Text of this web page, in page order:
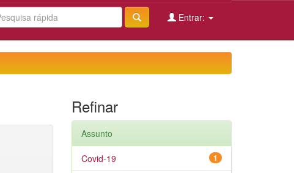
Entrar:
Refinar
Assunto
1
Covid-19